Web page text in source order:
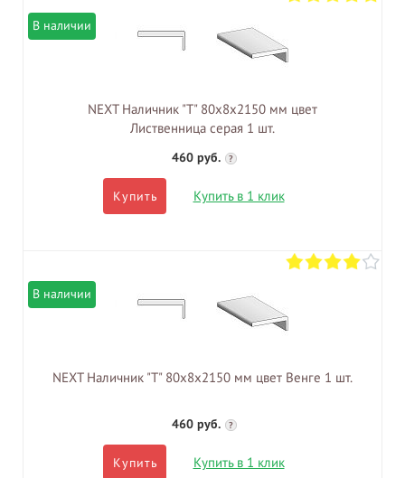
В наличии
NEXT Наличник "Т" 80х8х2150 мм цвет
Лиственница серая 1 шт.
460 руб. ?
Купить Купить в 1 клик
В наличии
NEXT Наличник "Т" 80х8х2150 мм цвет Венге 1 шт.
460 руб. ?
Купить Купить в 1 клик